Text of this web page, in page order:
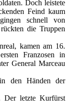
Doch leistete
Feind kaum
schnell von
die Truppen
kamen am 16.
Franzosen in
General Marceau
den Händen der
Der letzte Kurfürst